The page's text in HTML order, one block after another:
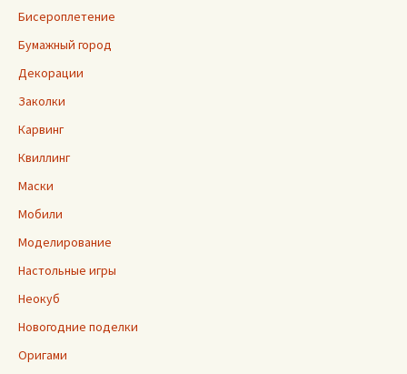
Бисероплетение
Бумажный город
Декорации
Заколки
Карвинг
Квиллинг
Маски
Мобили
Моделирование
Настольные игры
Неокуб
Новогодние поделки
Оригами